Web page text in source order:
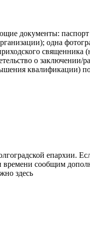
документы:
одна
священника
о заключении/
квалификации)
епархии.
времени сообщим
здесь